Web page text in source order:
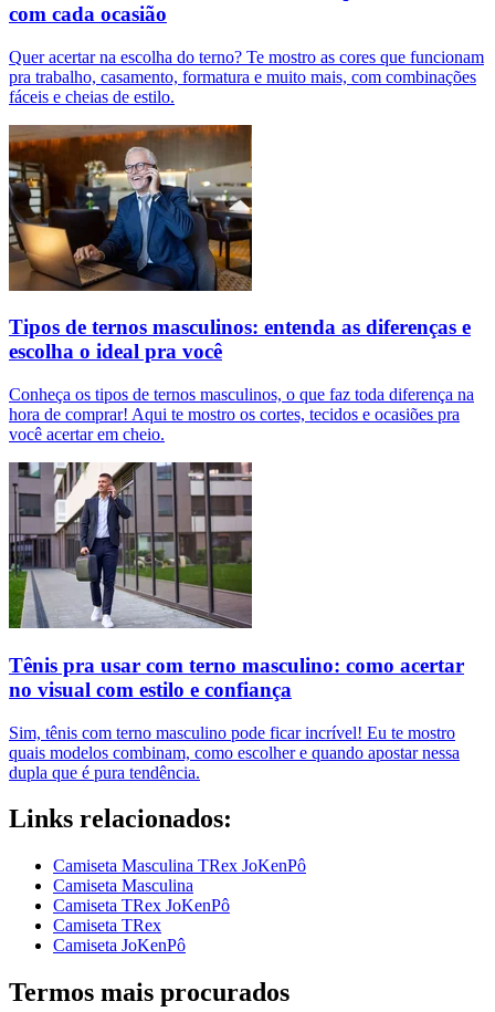
com cada ocasião
Quer acertar na escolha do terno? Te mostro as cores que funcionam
pra trabalho, casamento, formatura e muito mais, com combinações
fáceis e cheias de estilo.
Tipos de ternos masculinos: entenda as diferenças e
escolha o ideal pra você
Conheça os tipos de ternos masculinos, o que faz toda diferença na
hora de comprar! Aqui te mostro os cortes, tecidos e ocasiões pra
você acertar em cheio.
Tênis pra usar com terno masculino: como acertar
no visual com estilo e confiança
Sim, tênis com terno masculino pode ficar incrível! Eu te mostro
quais modelos combinam, como escolher e quando apostar nessa
dupla que é pura tendência.
Links relacionados:
Camiseta Masculina TRex JoKenPô
Camiseta Masculina
Camiseta TRex JoKenPô
Camiseta TRex
Camiseta JoKenPô
Termos mais procurados